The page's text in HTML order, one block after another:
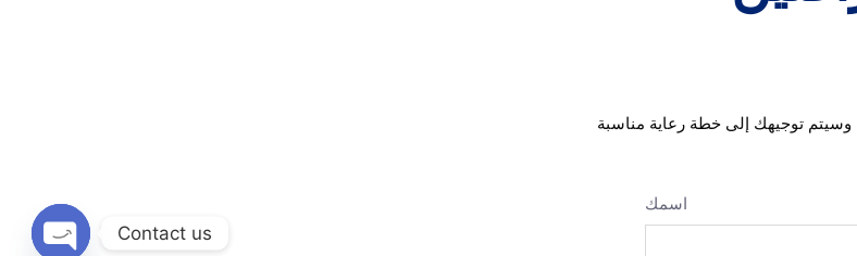
توجيهك إلى خطة رعاية مناسبة
اسمك
Contact us